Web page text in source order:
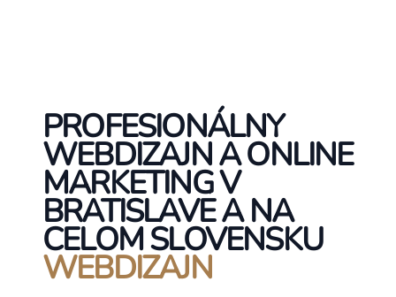
PROFESIONÁLNY
WEBDIZAJN A ONLINE
MARKETING V
BRATISLAVE A NA
CELOM SLOVENSKU
WEBDIZAJN